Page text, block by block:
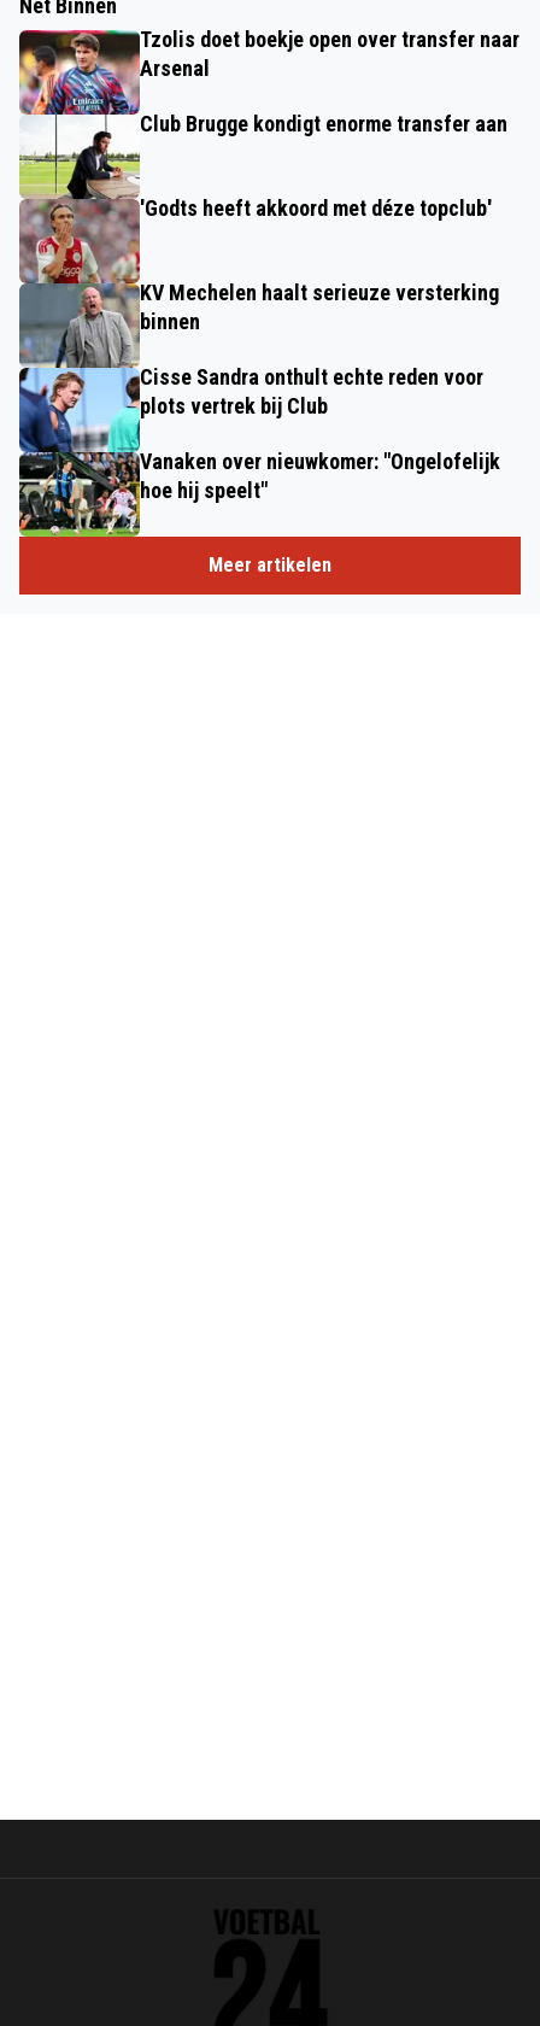
Net Binnen
Tzolis doet boekje open over transfer naar
Arsenal
Club Brugge kondigt enorme transfer aan
'Godts heeft akkoord met déze topclub'
KV Mechelen haalt serieuze versterking
binnen
Cisse Sandra onthult echte reden voor
plots vertrek bij Club
Vanaken over nieuwkomer: "Ongelofelijk
hoe hij speelt"
Meer artikelen